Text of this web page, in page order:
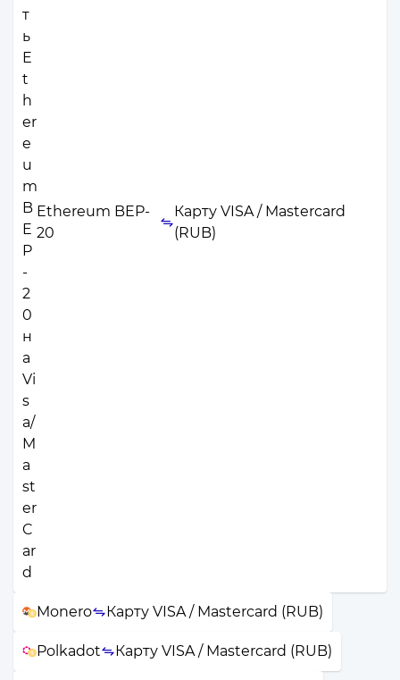
Ethereum BEP-
20
Карту VISA / Mastercard
(RUB)
Monero Карту VISA / Mastercard (RUB)
Polkadot Карту VISA / Mastercard (RUB)